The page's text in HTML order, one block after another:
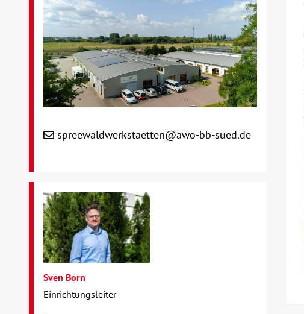
spreewaldwerkstaetten@awo-bb-sued.de
Sven Born
Einrichtungsleiter